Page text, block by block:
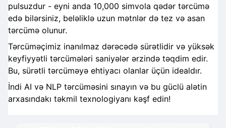
pulsuzdur - eyni anda 10,000 simvola qədər tərcümə
edə bilərsiniz, beləliklə uzun mətnlər də tez və asan
tərcümə olunur.
Tərcüməçimiz inanılmaz dərəcədə sürətlidir və yüksək
keyfiyyətli tərcümələri saniyələr ərzində təqdim edir.
Bu, sürətli tərcüməyə ehtiyacı olanlar üçün idealdır.
İndi AI və NLP tərcüməsini sınayın və bu güclü alətin
arxasındakı təkmil texnologiyanı kəşf edin!